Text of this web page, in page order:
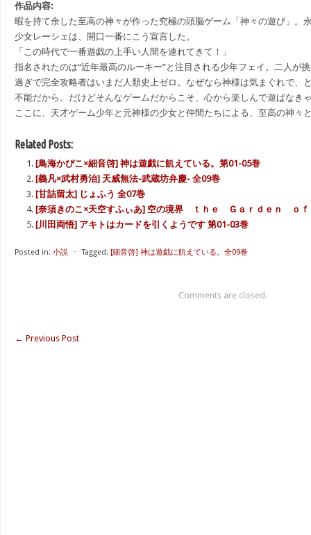
作品内容:
暇を持て余した至高の神々が作った究極の頭脳ゲーム「神々の遊び」。
少女レーシェは、開口一番にこう宣言した。
「この時代で一番遊戯の上手い人間を連れてきて！」
指名されたのは“近年最高のルーキー”と注目される少年フェイ。二人が
過ぎで完全攻略者はいまだ人類史上ゼロ。なぜなら神様は気まぐれで、
不能だから。だけどそんなゲームだからこそ、心から楽しんで遊ばなき
ここに、天才ゲーム少年と元神様の少女と仲間たちによる、至高の神々
Related Posts:
[鳥海かぴこ×細音啓] 神は遊戯に飢えている。第01-05巻
[義凡×武村勇治] 天威無法-武蔵坊弁慶- 全09巻
[甘詰留太] じょふう 全07巻
[奈須きのこ×天空すふぃあ] 空の境界 ｔｈｅ Ｇａｒｄｅｎ ｏ
[川田両悟] アキトはカードを引くようです 第01-03巻
Posted in: 小説 ⋅ Tagged: [細音啓] 神は遊戯に飢えている。全09巻
Comments are closed.
← Previous Post